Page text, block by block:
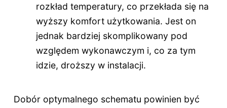
rozkład temperatury, co przekłada się na
wyższy komfort użytkowania. Jest on
jednak bardziej skomplikowany pod
względem wykonawczym i, co za tym
idzie, droższy w instalacji.
Dobór optymalnego schematu powinien być